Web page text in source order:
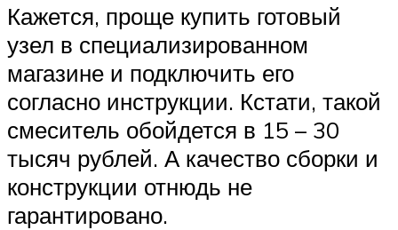
Кажется, проще купить готовый
узел в специализированном
магазине и подключить его
согласно инструкции. Кстати, такой
смеситель обойдется в 15 – 30
тысяч рублей. А качество сборки и
конструкции отнюдь не
гарантировано.